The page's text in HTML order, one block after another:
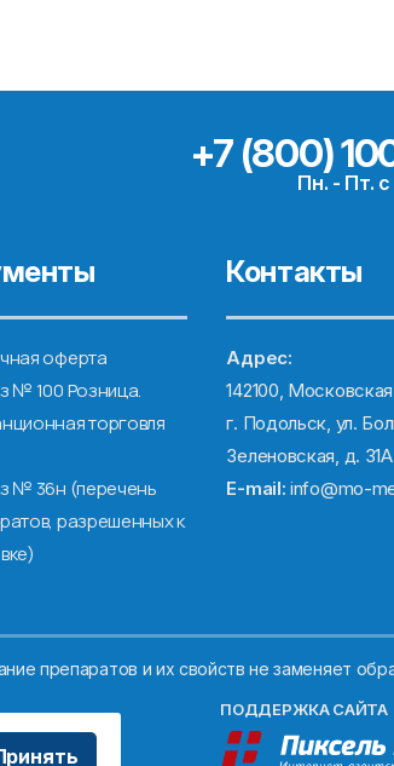
+7 (800)
Пн. - Пт.
оферта
№ 100 Розница.
торговля
№ 36н (перечень
разрешенных к
Контакты
Адрес:
142100,
г. Подольск, ул.
Зеленовская, д. 31А
E-mail: info@mo-
препаратов и их свойств не заменяет
ПОДДЕРЖКА САЙТА